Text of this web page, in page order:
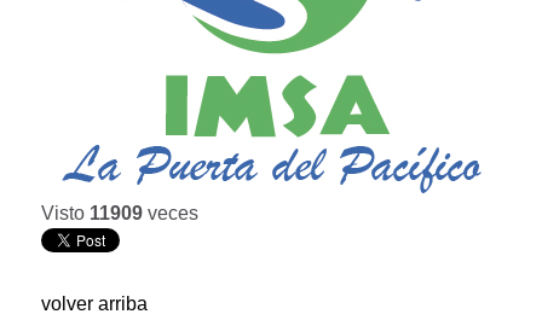
Visto 11909 veces
volver arriba